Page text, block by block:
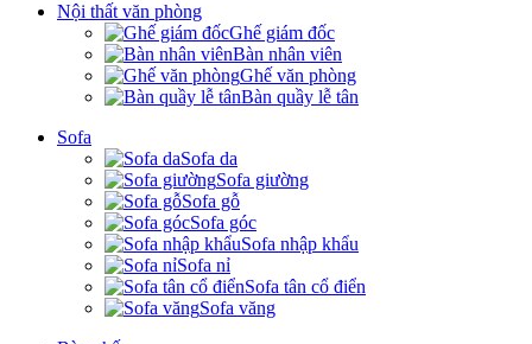
Nội thất văn phòng
Ghế giám đốc
Bàn nhân viên
Ghế văn phòng
Bàn quầy lễ tân
Sofa
Sofa da
Sofa giường
Sofa gỗ
Sofa góc
Sofa nhập khẩu
Sofa nỉ
Sofa tân cổ điển
Sofa văng